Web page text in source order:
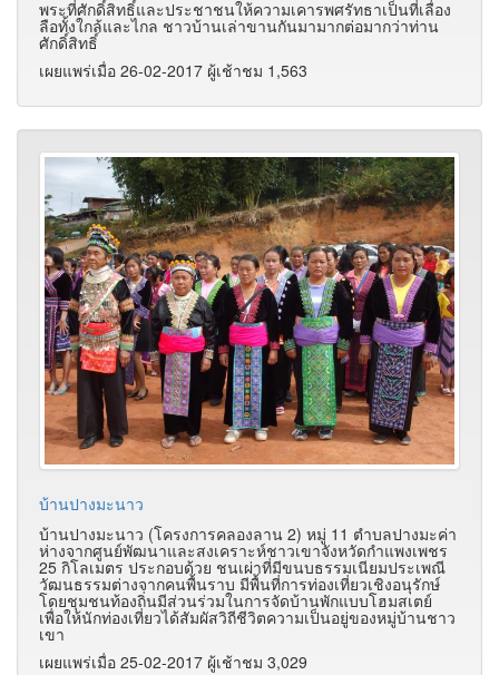
พระที่ศักดิ์สิทธิ์และประชาชนให้ความเคารพศรัทธาเป็นที่เลื่อง
ลือทั้งใกล้และไกล ชาวบ้านเล่าขานกันมามากต่อมากว่าท่าน
ศักดิ์สิทธิ์
เผยแพร่เมื่อ 26-02-2017 ผู้เช้าชม 1,563
บ้านปางมะนาว
บ้านปางมะนาว (โครงการคลองลาน 2) หมู่ 11 ตำบลปางมะค่า
ห่างจากศูนย์พัฒนาและสงเคราะห์ชาวเขาจังหวัดกำแพงเพชร
25 กิโลเมตร ประกอบด้วย ชนเผ่าที่มีขนบธรรมเนียมประเพณี
วัฒนธรรมต่างจากคนพื้นราบ มีพื้นที่การท่องเที่ยวเชิงอนุรักษ์
โดยชุมชนท้องถิ่นมีส่วนร่วมในการจัดบ้านพักแบบโฮมสเตย์
เพื่อให้นักท่องเที่ยวได้สัมผัสวิถีชีวิตความเป็นอยู่ของหมู่บ้านชาว
เขา
เผยแพร่เมื่อ 25-02-2017 ผู้เช้าชม 3,029